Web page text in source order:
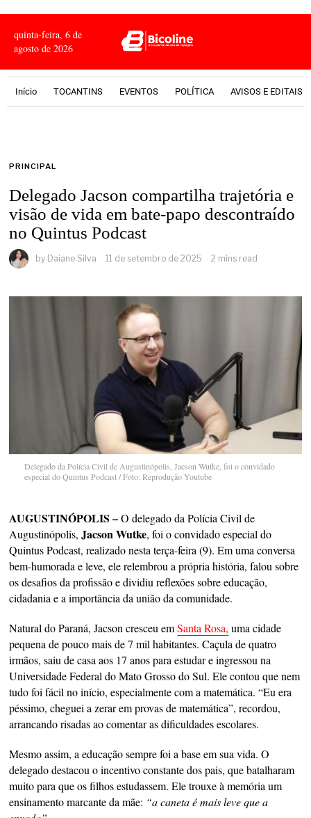
quinta-feira, 6 de
agosto de 2026
Início TOCANTINS EVENTOS POLÍTICA AVISOS E EDITAIS
PRINCIPAL
Delegado Jacson compartilha trajetória e
visão de vida em bate-papo descontraído
no Quintus Podcast
by Daiane Silva 11 de setembro de 2025 2 mins read
Delegado da Polícia Civil de Augustinópolis, Jacson Wutke, foi o convidado
especial do Quintus Podcast / Foto: Reprodução Youtube
AUGUSTINÓPOLIS –O delegado da Polícia Civil de
Augustinópolis,Jacson Wutke, foi o convidado especial do
Quintus Podcast, realizado nesta terça-feira (9). Em uma conversa
bem-humorada e leve, ele relembrou a própria história, falou sobre
os desafios da profissão e dividiu reflexões sobre educação,
cidadania e a importância da união da comunidade.
Natural do Paraná, Jacson cresceu emSanta Rosa, uma cidade
pequena de pouco mais de 7 mil habitantes. Caçula de quatro
irmãos, saiu de casa aos 17 anos para estudar e ingressou na
Universidade Federal do Mato Grosso do Sul. Ele contou que nem
tudo foi fácil no início, especialmente com a matemática. “Eu era
péssimo, cheguei a zerar em provas de matemática”, recordou,
arrancando risadas ao comentar as dificuldades escolares.
Mesmo assim, a educação sempre foi a base em sua vida. O
delegado destacou o incentivo constante dos pais, que batalharam
muito para que os filhos estudassem. Ele trouxe à memória um
ensinamento marcante da mãe: “a caneta é mais leve que a